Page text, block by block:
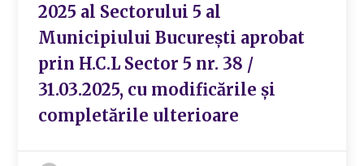
2025 al Sectorului 5 al
Municipiului București aprobat
prin H.C.L Sector 5 nr. 38 /
31.03.2025, cu modificările și
completările ulterioare